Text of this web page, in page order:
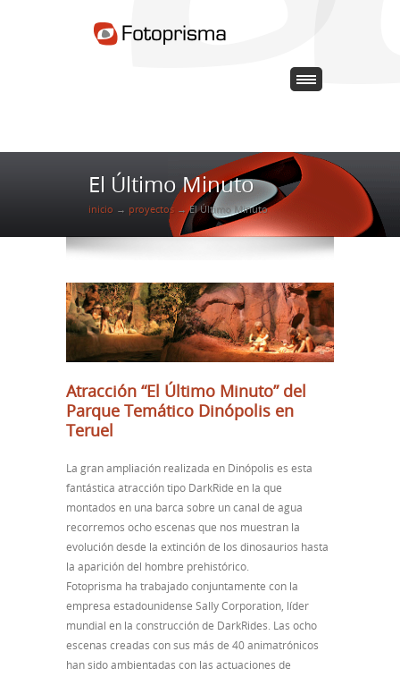
El Último Minuto
inicio → proyectos → El Último Minuto
Atracción “El Último Minuto” del
Parque Temático Dinópolis en
Teruel
La gran ampliación realizada en Dinópolis es esta
fantástica atracción tipo DarkRide en la que
montados en una barca sobre un canal de agua
recorremos ocho escenas que nos muestran la
evolución desde la extinción de los dinosaurios hasta
la aparición del hombre prehistórico.
Fotoprisma ha trabajado conjuntamente con la
empresa estadounidense Sally Corporation, líder
mundial en la construcción de DarkRides. Las ocho
escenas creadas con sus más de 40 animatrónicos
han sido ambientadas con las actuaciones de